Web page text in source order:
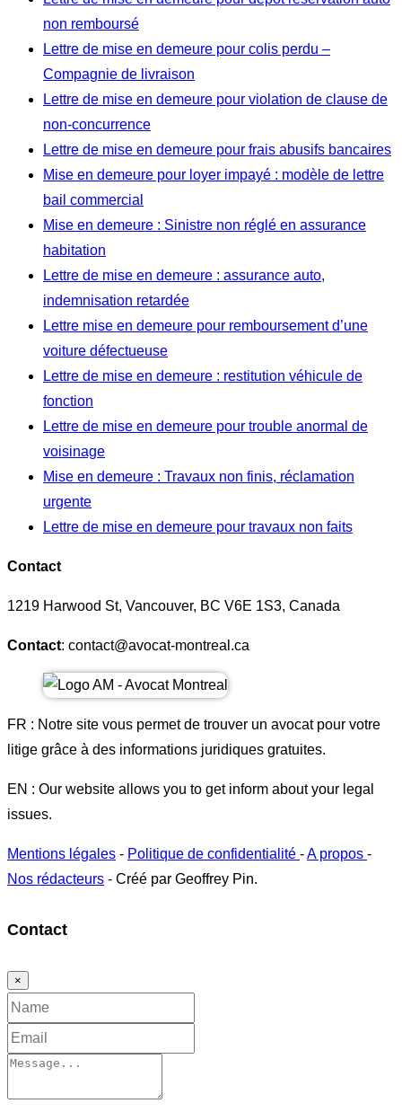
non remboursé
Lettre de mise en demeure pour colis perdu –
Compagnie de livraison
Lettre de mise en demeure pour violation de clause de
non-concurrence
Lettre de mise en demeure pour frais abusifs bancaires
Mise en demeure pour loyer impayé : modèle de lettre
bail commercial
Mise en demeure : Sinistre non réglé en assurance
habitation
Lettre de mise en demeure : assurance auto,
indemnisation retardée
Lettre mise en demeure pour remboursement d’une
voiture défectueuse
Lettre de mise en demeure : restitution véhicule de
fonction
Lettre de mise en demeure pour trouble anormal de
voisinage
Mise en demeure : Travaux non finis, réclamation
urgente
Lettre de mise en demeure pour travaux non faits
Contact
1219 Harwood St, Vancouver, BC V6E 1S3, Canada
Contact: contact@avocat-montreal.ca
FR : Notre site vous permet de trouver un avocat pour votre
litige grâce à des informations juridiques gratuites.
EN : Our website allows you to get inform about your legal
issues.
Mentions légales - Politique de confidentialité -A propos -
Nos rédacteurs - Créé par Geoffrey Pin.
Contact
×